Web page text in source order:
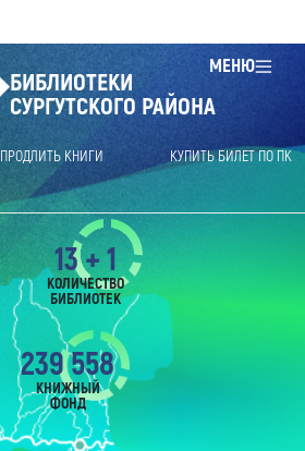
МЕНЮ
БИБЛИОТЕКИ
СУРГУТСКОГО РАЙОНА
ПРОДЛИТЬ КНИГИ КУПИТЬ БИЛЕТ ПО ПК
239 558
КНИЖНЫЙ
ФОНД
13 + 1
КОЛИЧЕСТВО
БИБЛИОТЕК